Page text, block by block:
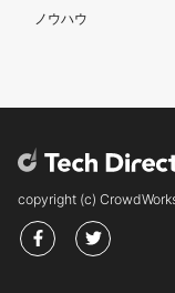
ノウハウ
copyright (c)